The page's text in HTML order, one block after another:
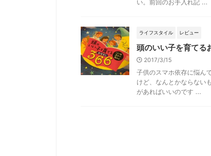
い。前回のお手入れ記 ...
ライフスタイル レビュー
頭のいい子を育てる
2017/3/15
子供のスマホ依存に悩ん
けど、なんとかならない
があればいいのです ...